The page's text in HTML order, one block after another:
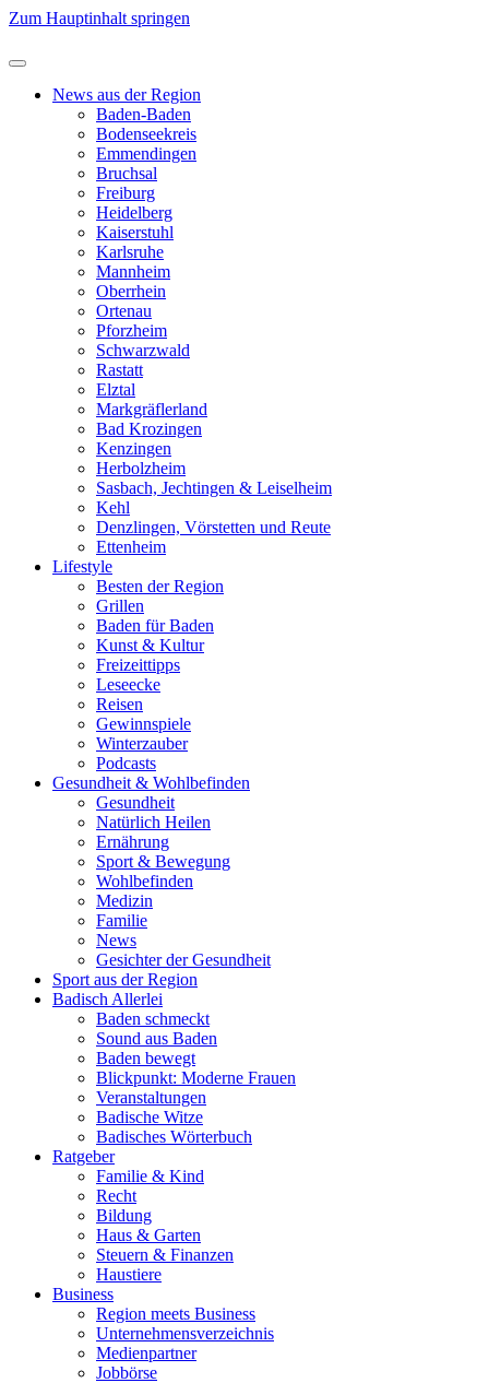
Zum Hauptinhalt springen
News aus der Region
Baden-Baden
Bodenseekreis
Emmendingen
Bruchsal
Freiburg
Heidelberg
Kaiserstuhl
Karlsruhe
Mannheim
Oberrhein
Ortenau
Pforzheim
Schwarzwald
Rastatt
Elztal
Markgräflerland
Bad Krozingen
Kenzingen
Herbolzheim
Sasbach, Jechtingen & Leiselheim
Kehl
Denzlingen, Vörstetten und Reute
Ettenheim
Lifestyle
Besten der Region
Grillen
Baden für Baden
Kunst & Kultur
Freizeittipps
Leseecke
Reisen
Gewinnspiele
Winterzauber
Podcasts
Gesundheit & Wohlbefinden
Gesundheit
Natürlich Heilen
Ernährung
Sport & Bewegung
Wohlbefinden
Medizin
Familie
News
Gesichter der Gesundheit
Sport aus der Region
Badisch Allerlei
Baden schmeckt
Sound aus Baden
Baden bewegt
Blickpunkt: Moderne Frauen
Veranstaltungen
Badische Witze
Badisches Wörterbuch
Ratgeber
Familie & Kind
Recht
Bildung
Haus & Garten
Steuern & Finanzen
Haustiere
Business
Region meets Business
Unternehmensverzeichnis
Medienpartner
Jobbörse